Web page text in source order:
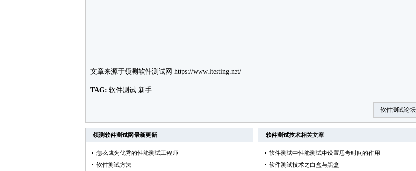
文章来源于领测软件测试网 https://www.ltesting.net/
TAG: 软件测试 新手
软件测试论坛
领测软件测试网最新更新
怎么成为优秀的性能测试工程师
软件测试方法
软件测试技术相关文章
软件测试中性能测试中设置思考时间的作用
软件测试技术之白盒与黑盒